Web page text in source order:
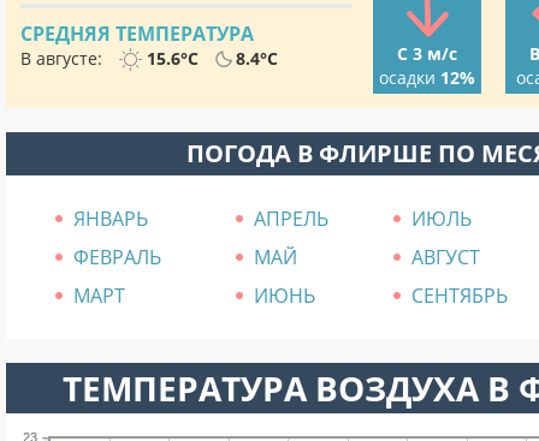
СРЕДНЯЯ ТЕМПЕРАТУРА
В августе: 15.6°C 8.4°C
С 3 м/с
осадки 12%
ПОГОДА В ФЛИРШЕ ПО
ЯНВАРЬ АПРЕЛЬ
ИЮЛЬ
ФЕВРАЛЬ
МАЙ
АВГУСТ
МАРТ
ИЮНЬ СЕНТЯБРЬ
ТЕМПЕРАТУРА ВОЗДУХА В
23